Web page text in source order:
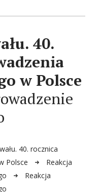
40.
w Polsce
40. rocznica
Polsce
Reakcja
Reakcja